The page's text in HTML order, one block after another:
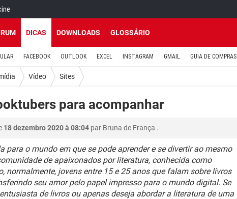
DICAS DOWNLOADS GLOSSÁRIO
FACEBOOK OUTLOOK EXCEL INSTAGRAM GMAIL GUIA DE COMPRAS
Vídeo Sites
para acompanhar
18 dezembro 2020 à 08:04 par Bruna de França .
para o mundo em que se pode aprender e se divertir ao mesmo
de apaixonados por literatura, conhecida como
normalmente, jovens entre 15 e 25 anos que falam sobre livros
seu amor pelo papel impresso para o mundo digital. Se
de livros ou apenas deseja abordar a literatura de uma